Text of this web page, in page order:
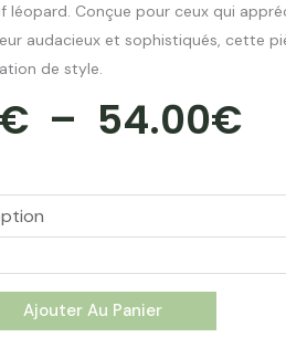
léopard. Conçue pour ceux qui
audacieux et sophistiqués, cette
de style.
€ – 54.00€
À
Ajouter Au Panier